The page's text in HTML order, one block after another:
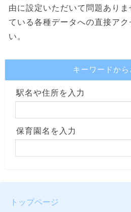
由に設定いただいて問題あり
ている各種データへの直接ア
い。
キーワードから
駅名や住所を入力
保育園名を入力
トップページ